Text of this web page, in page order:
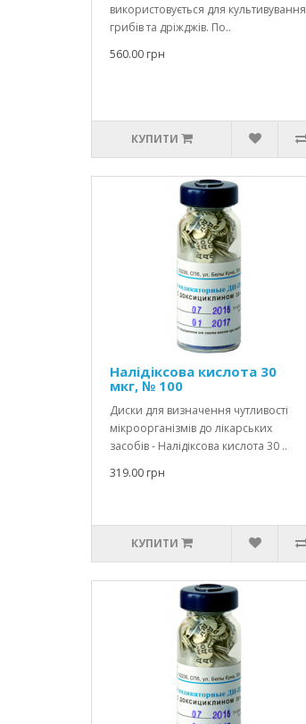
використовується для культивування
грибів та дріжджів. По..
560.00 грн
КУПИТИ
Налідіксова кислота 30
мкг, № 100
Диски для визначення чутливості
мікроорганізмів до лікарських
засобів - Налідіксова кислота 30 ..
319.00 грн
КУПИТИ